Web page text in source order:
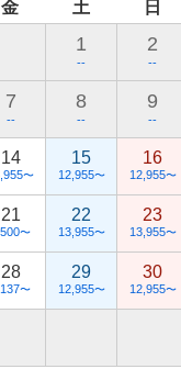
金 土 日
1
--
2
--
7
--
8
--
9
--
14
〜
15
12,955〜
16
12,955〜
21
〜
22
13,955〜
23
13,955〜
28
〜
29
12,955〜
30
12,955〜